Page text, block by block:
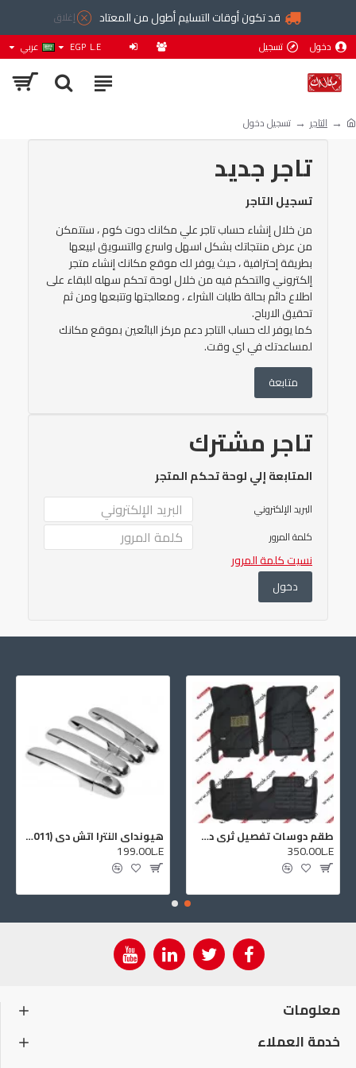
قد تكون أوقات التسليم أطول من المعتاد
إغلاق
دخول
تسجيل L.E
EGP عربي
التاجر تسجيل دخول
تاجر جديد
تسجيل التاجر
من خلال إنشاء حساب تاجر علي مكانك دوت كوم ، ستتمكن
من عرض منتجاتك بشكل اسهل واسرع والتسويق لبيعها
بطريقة إحترافية ، حيث يوفر لك موقع مكانك إنشاء متجر
إلكتروني والتحكم فيه من خلال لوحة تحكم سهله للبقاء على
اطلاع دائم بحالة طلبات الشراء ، ومعالجتها وتتبعها ومن ثم
تحقيق الارباح.
كما يوفر لك حساب التاجر دعم مركز البائعين بموقع مكانك
لمساعدتك في اي وقت.
متابعة
تاجر مشترك
المتابعة إلي لوحة تحكم المتجر
البريد الإلكتروني
كلمة المرور
نسيت كلمة المرور
طقم دوسات تفصيل ثري دي تيوتا كرولا ا للموديلات (2008:2003)
350.00L.E
هيونداي النترا اتش دي (2007:2011) نواكل اوكر الابواب
199.00L.E
معلومات
خدمة العملاء